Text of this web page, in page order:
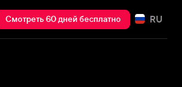
Смотреть 60 дней бесплатно RU